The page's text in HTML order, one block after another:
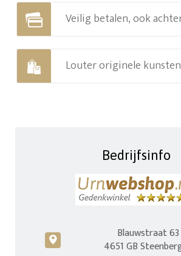
Veilig betalen, ook
Louter originele
Bedrijfsinfo
c
Blauwstraat 63
4651 GB